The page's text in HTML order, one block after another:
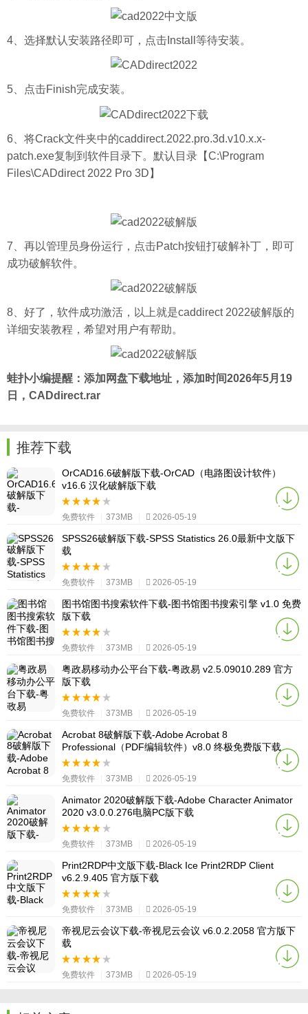
4、选择默认安装路径即可，点击Install等待安装。
5、点击Finish完成安装。
6、将Crack文件夹中的caddirect.2022.pro.3d.v10.x.x-
patch.exe复制到软件目录下。默认目录【C:\Program
Files\CADdirect 2022 Pro 3D】
7、再以管理员身份运行，点击Patch按钮打破解补丁，即可
成功破解软件。
8、好了，软件成功激活，以上就是caddirect 2022破解版的
详细安装教程，希望对用户有帮助。
蛙扑小编提醒：添加网盘下载地址，添加时间2026年5月19
日，CADdirect.rar
推荐下载
OrCAD16.6破解版下载-OrCAD（电路图设计软件）
v16.6 汉化破解版下载
免费软件 373MB 2026-05-19
SPSS26破解版下载-SPSS Statistics 26.0最新中文版下
载
免费软件 373MB 2026-05-19
图书馆图书搜索软件下载-图书馆图书搜索引擎 v1.0 免费
版下载
免费软件 373MB 2026-05-19
粤政易移动办公平台下载-粤政易 v2.5.09010.289 官方
版下载
免费软件 373MB 2026-05-19
Acrobat 8破解版下载-Adobe Acrobat 8
Professional（PDF编辑软件）v8.0 终极免费版下载
免费软件 373MB 2026-05-19
Animator 2020破解版下载-Adobe Character Animator
2020 v3.0.0.276电脑PC版下载
免费软件 373MB 2026-05-19
Print2RDP中文版下载-Black Ice Print2RDP Client
v6.2.9.405 官方版下载
免费软件 373MB 2026-05-19
帝视尼云会议下载-帝视尼云会议 v6.0.2.2058 官方版下
载
免费软件 373MB 2026-05-19